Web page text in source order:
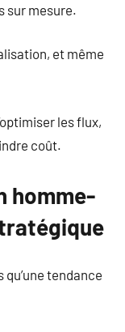
sur mesure.
et même
les flux,
coût.
homme-
tendance